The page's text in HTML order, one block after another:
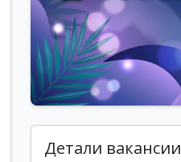
Детали вакансии